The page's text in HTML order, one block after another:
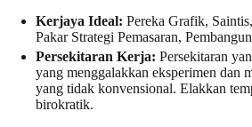
Kerjaya Ideal: Pereka Grafik,
Pakar Strategi Pemasaran,
Persekitaran Kerja: Persekitaran
yang menggalakkan eksperimen dan
yang tidak konvensional. Elakkan
birokratik.